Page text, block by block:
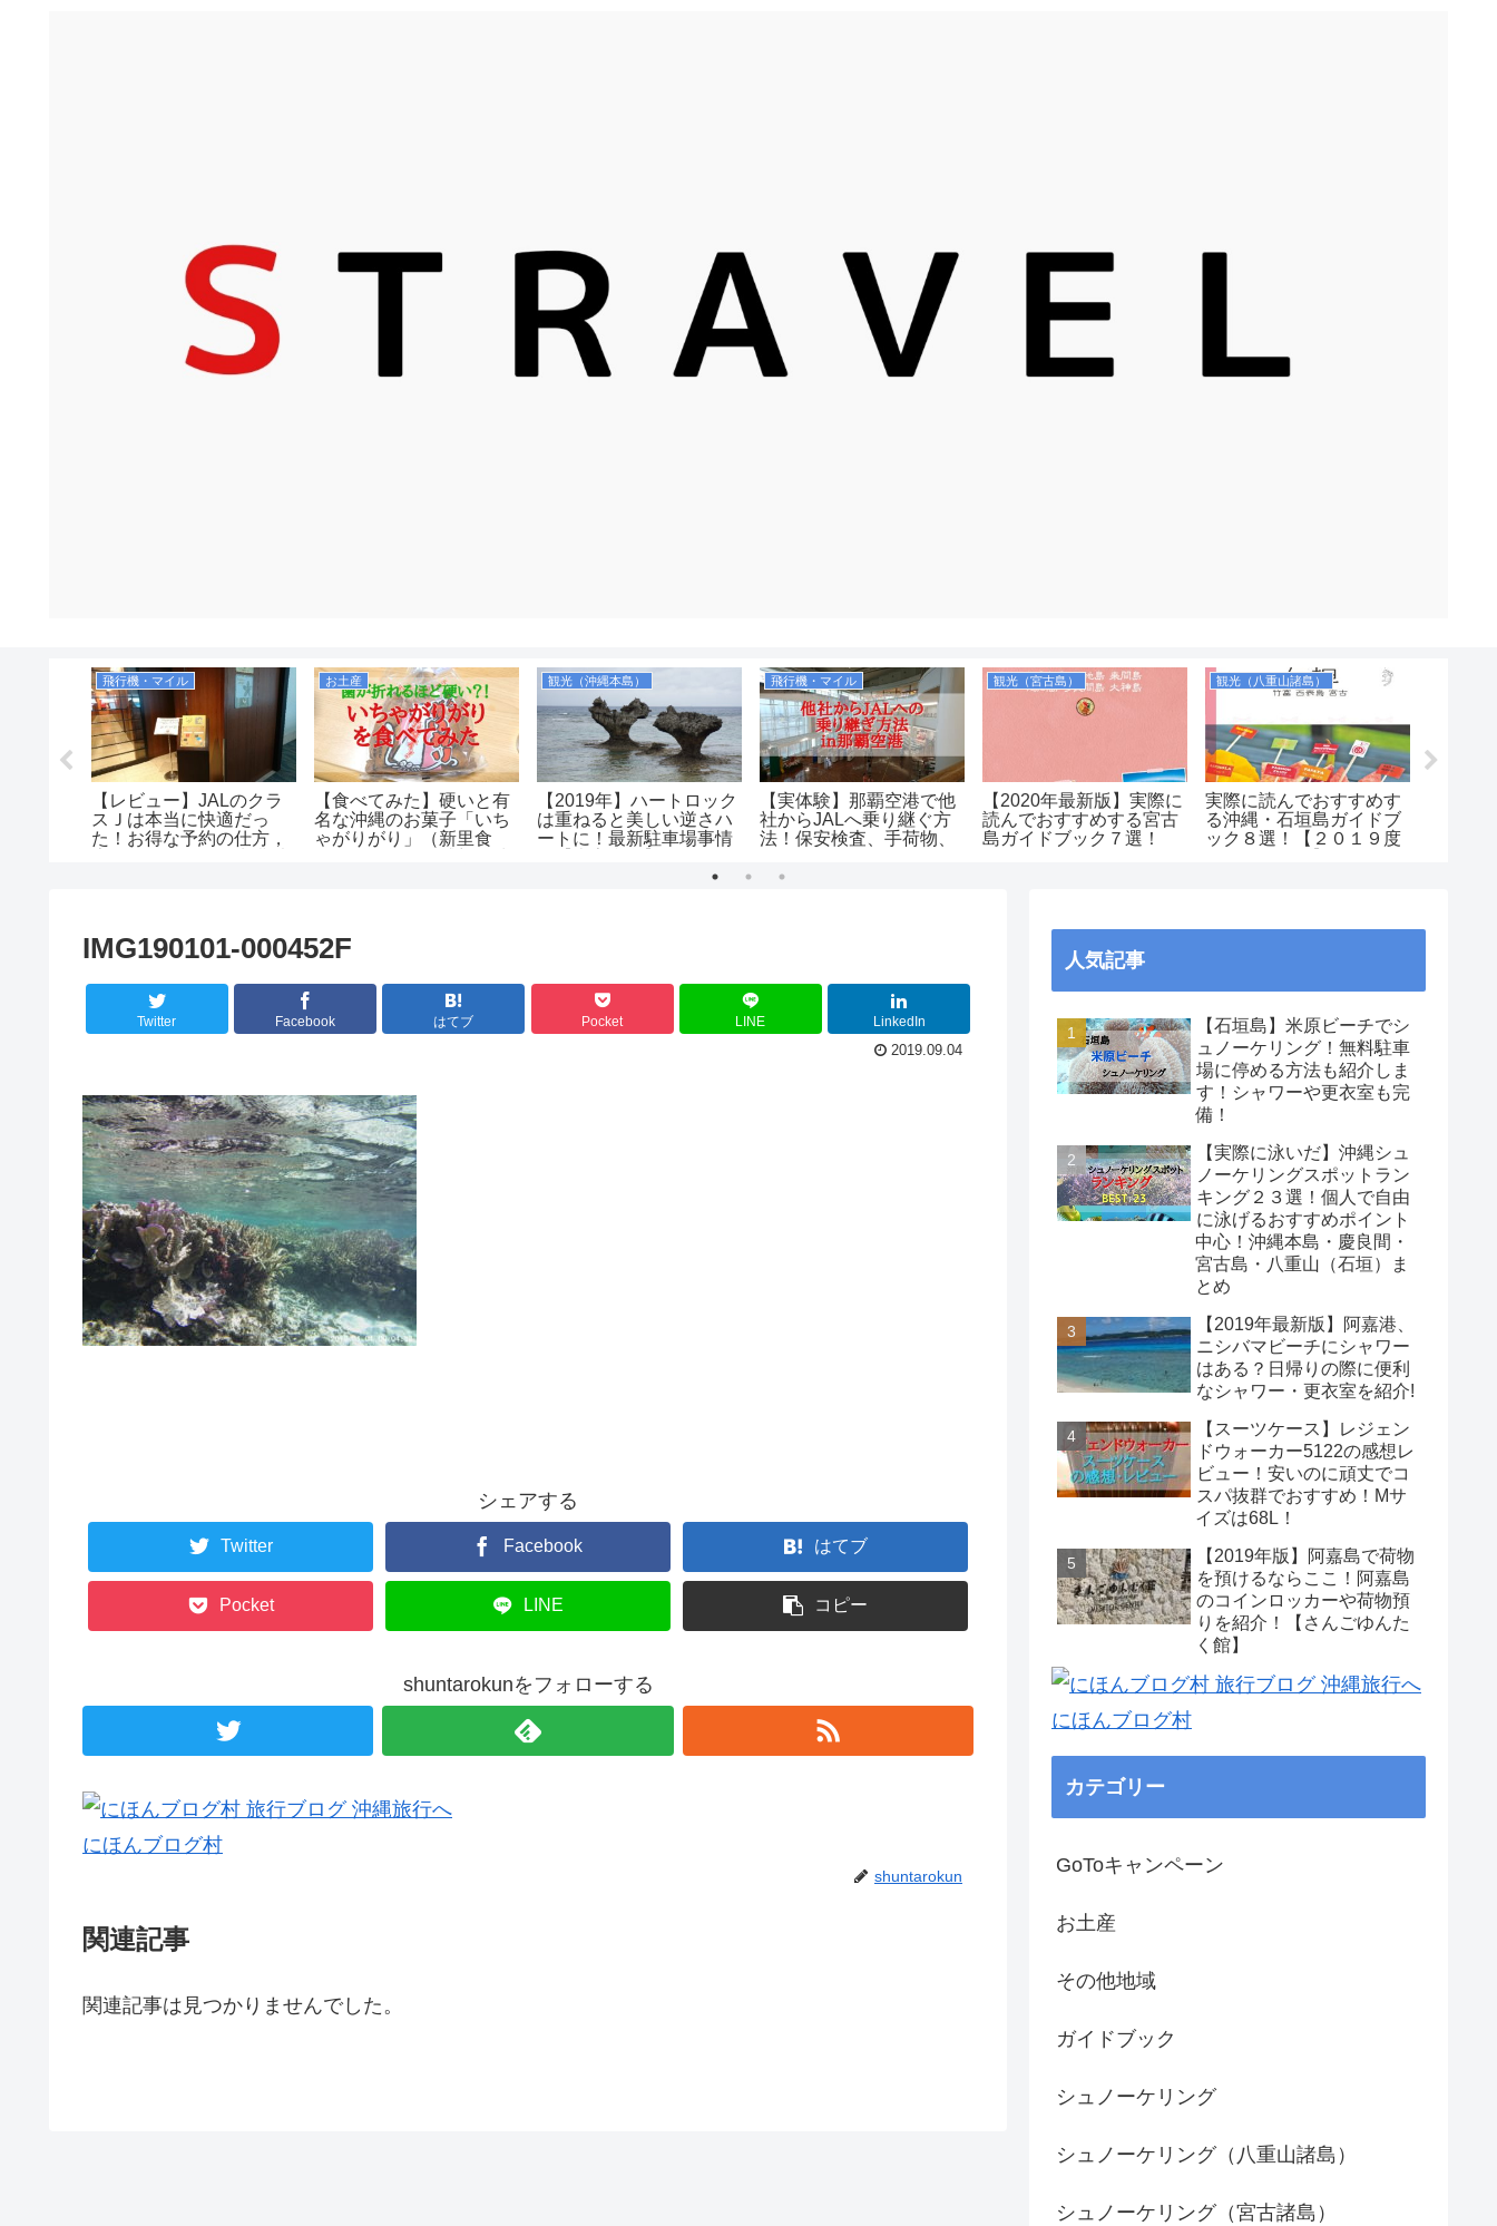
飛行機・マイル
【レビュー】JALのクラ
スＪは本当に快適だっ
た！お得な予約の仕方，
お土産
【食べてみた】硬いと有
名な沖縄のお菓子「いち
ゃがりがり」（新里食
観光（沖縄本島）
【2019年】ハートロック
は重ねると美しい逆さハ
ートに！最新駐車場事情
飛行機・マイル
【実体験】那覇空港で他
社からJALへ乗り継ぐ方
法！保安検査、手荷物、
観光（宮古島）
【2020年最新版】実際に
読んでおすすめする宮古
島ガイドブック７選！
観光（八重山諸島）
実際に読んでおすすめす
る沖縄・石垣島ガイドブ
ック８選！【２０１９度
IMG190101-000452F
Twitter Facebook はてブ Pocket LINE
LinkedIn
2019.09.04
シェアする
Twitter Facebook はてブ
Pocket LINE コピー
shuntarokunをフォローする
にほんブログ村
shuntarokun
関連記事
関連記事は見つかりませんでした。
人気記事
【石垣島】米原ビーチでシ
ュノーケリング！無料駐車
場に停める方法も紹介しま
す！シャワーや更衣室も完
備！
【実際に泳いだ】沖縄シュ
ノーケリングスポットラン
キング２３選！個人で自由
に泳げるおすすめポイント
中心！沖縄本島・慶良間・
宮古島・八重山（石垣）ま
とめ
【2019年最新版】阿嘉港、
ニシバマビーチにシャワー
はある？日帰りの際に便利
なシャワー・更衣室を紹介!
【スーツケース】レジェン
ドウォーカー5122の感想レ
ビュー！安いのに頑丈でコ
スパ抜群でおすすめ！Mサ
イズは68L！
【2019年版】阿嘉島で荷物
を預けるならここ！阿嘉島
のコインロッカーや荷物預
りを紹介！【さんごゆんた
く館】
にほんブログ村
カテゴリー
GoToキャンペーン
お土産
その他地域
ガイドブック
シュノーケリング
シュノーケリング（八重山諸島）
シュノーケリング（宮古諸島）